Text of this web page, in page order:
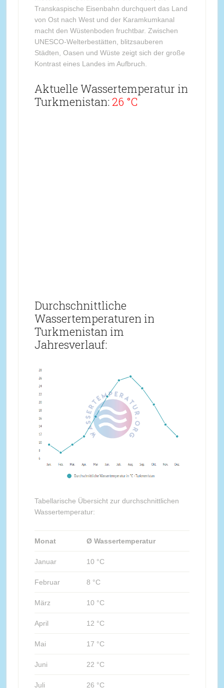
Transkaspische Eisenbahn durchquert das Land
von Ost nach West und der Karamkumkanal
macht den Wüstenboden fruchtbar. Zwischen
UNESCO-Welterbestätten, blitzsauberen
Städten, Oasen und Wüste zeigt sich der große
Kontrast eines Landes im Aufbruch.
Aktuelle Wassertemperatur in
Turkmenistan: 26 °C
Durchschnittliche
Wassertemperaturen in
Turkmenistan im
Jahresverlauf:
Tabellarische Übersicht zur durchschnittlichen
Wassertemperatur:
Monat Ø Wassertemperatur
Januar 10 °C
Februar 8 °C
März 10 °C
April 12 °C
Mai 17 °C
Juni 22 °C
Juli 26 °C